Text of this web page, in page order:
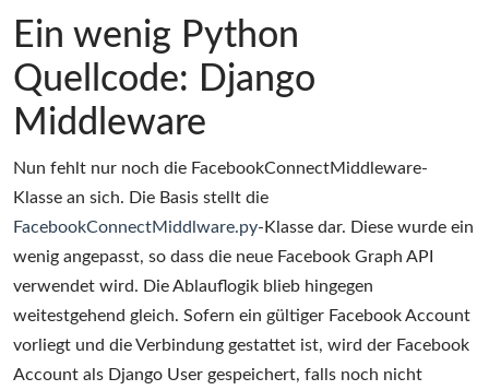
Ein wenig Python
Quellcode: Django
Middleware
Nun fehlt nur noch die FacebookConnectMiddleware-
Klasse an sich. Die Basis stellt die
FacebookConnectMiddlware.py-Klasse dar. Diese wurde ein
wenig angepasst, so dass die neue Facebook Graph API
verwendet wird. Die Ablauflogik blieb hingegen
weitestgehend gleich. Sofern ein gültiger Facebook Account
vorliegt und die Verbindung gestattet ist, wird der Facebook
Account als Django User gespeichert, falls noch nicht